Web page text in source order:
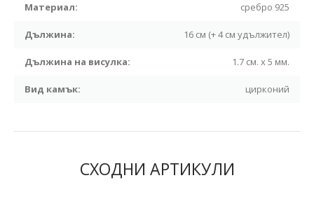
Материал: сребро 925
Дължина: 16 см (+ 4 см удължител)
Дължина на висулка: 1.7 см. х 5 мм.
Вид камък: цирконий
СХОДНИ АРТИКУЛИ